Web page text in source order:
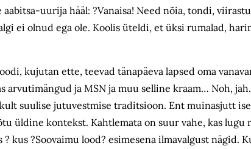
uurija hääl: ?Vanaisa! Need nõia, tondi,
ei olnud ega ole. Koolis üteldi, et üksi rumalad,
kujutan ette, teevad tänapäeva lapsed oma
arvutimängud ja MSN ja muu selline kraam… Noh,
suulise jutuvestmise traditsioon. Ent muinasjutt
üldine kontekst. Kahtlemata on suur vahe, kas lugu
kus ?Soovaimu lood? esimesena ilmavalgust nägid.